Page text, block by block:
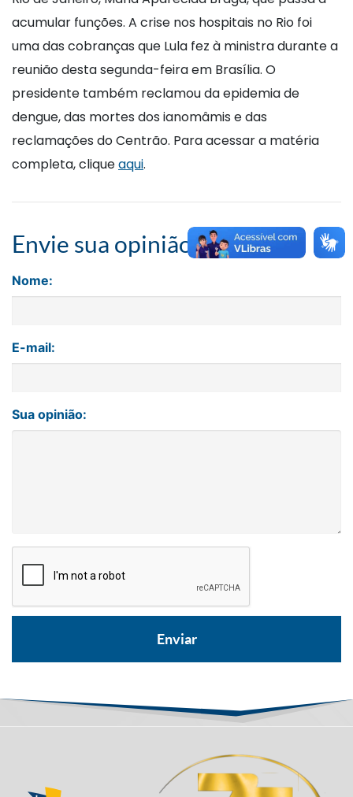
acumular funções. A crise nos hospitais no Rio foi
uma das cobranças que Lula fez à ministra durante a
reunião desta segunda-feira em Brasília. O
presidente também reclamou da epidemia de
dengue, das mortes dos ianomâmis e das
reclamações do Centrão. Para acessar a matéria
completa, cliqueaqui.
Envie sua opinião
Nome:
E-mail:
Sua opinião: